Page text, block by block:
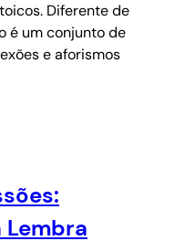
Diferente de
é um conjunto de
e aforismos
Lembra